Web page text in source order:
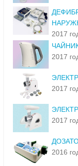
2017
2017
2017
2017
2016